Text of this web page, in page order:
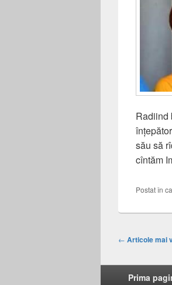
Radiind
său să
cîntăm
Postat în
Navigație
← Articole mai
Prima